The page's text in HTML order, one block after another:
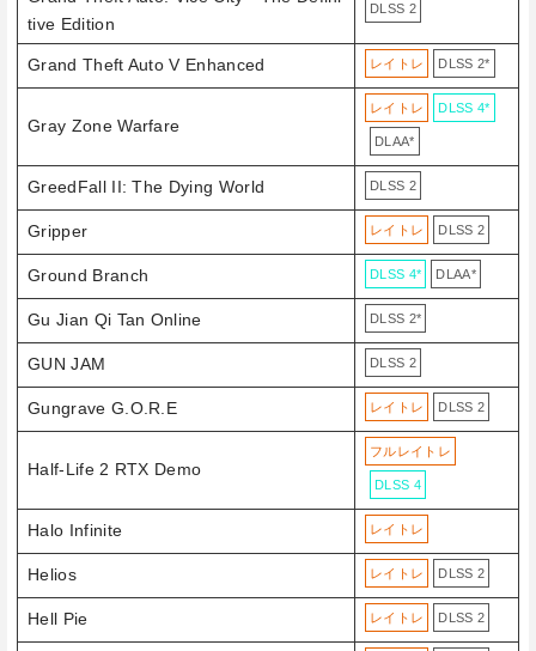
tive Edition
DLSS 2
Grand Theft Auto V Enhanced レイトレ DLSS 2*
Gray Zone Warfare
レイトレ DLSS 4*
DLAA*
GreedFall II: The Dying World DLSS 2
Gripper レイトレ DLSS 2
Ground Branch DLSS 4* DLAA*
Gu Jian Qi Tan Online DLSS 2*
GUN JAM DLSS 2
Gungrave G.O.R.E レイトレ DLSS 2
Half-Life 2 RTX Demo
フルレイトレ
DLSS 4
Halo Infinite レイトレ
Helios レイトレ DLSS 2
Hell Pie レイトレ DLSS 2